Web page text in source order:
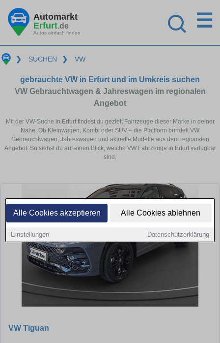
Alle Cookies akzeptieren Alle Cookies ablehnen
Einstellungen Datenschutzerklärung
Automarkt
Erfurt.de
Autos einfach finden
☰
❯ SUCHEN ❯ VW
gebrauchte VW in Erfurt und im Umkreis suchen
VW Gebrauchtwagen & Jahreswagen im regionalen
Angebot
Mit der VW-Suche in Erfurt findest du gezielt Fahrzeuge dieser Marke in deiner
Nähe. Ob Kleinwagen, Kombi oder SUV – die Plattform bündelt VW
Gebrauchtwagen, Jahreswagen und aktuelle Modelle aus dem regionalen
Angebot. So siehst du auf einen Blick, welche VW Fahrzeuge in Erfurt verfügbar
sind.
VW Tiguan